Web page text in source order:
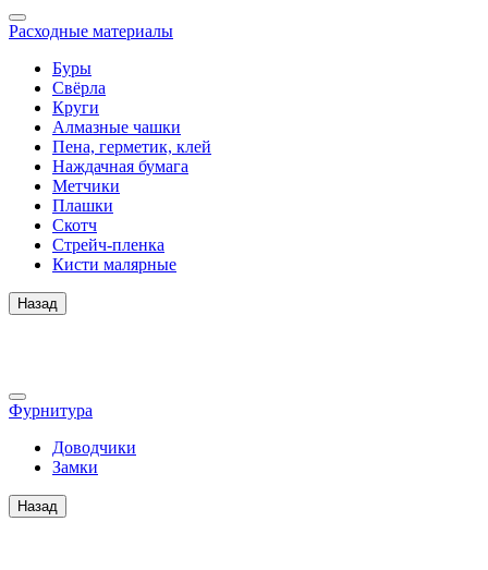
Расходные материалы
Буры
Свёрла
Круги
Алмазные чашки
Пена, герметик, клей
Наждачная бумага
Метчики
Плашки
Скотч
Стрейч-пленка
Кисти малярные
Назад
Фурнитура
Доводчики
Замки
Назад